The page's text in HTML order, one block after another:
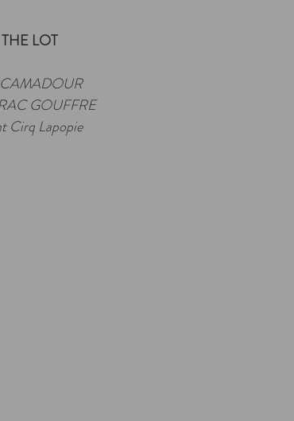
THE LOT
GOUFFRE
Cirq Lapopie